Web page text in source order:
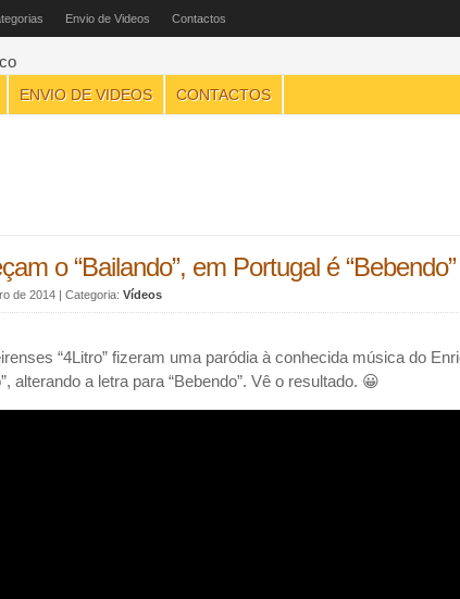
Envio de Videos Contactos
ENVIO DE VIDEOS CONTACTOS
o “Bailando”, em Portugal é “Bebendo”
de 2014 | Categoria: Vídeos
“4Litro” fizeram uma paródia à conhecida música do
alterando a letra para “Bebendo”. Vê o resultado. 😀